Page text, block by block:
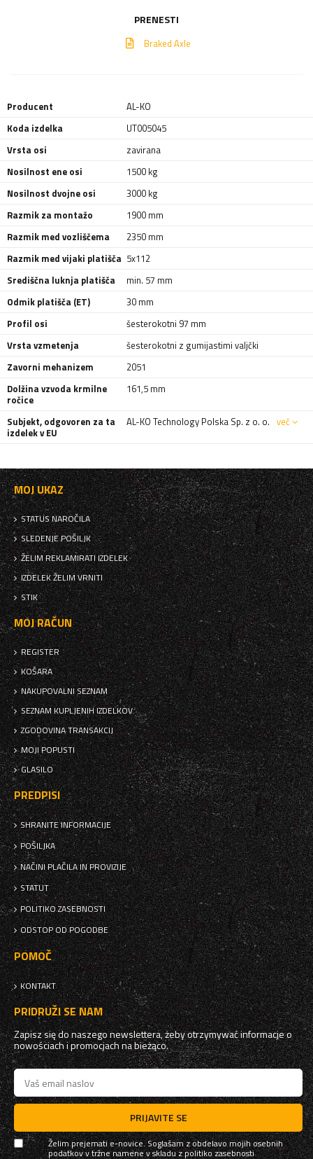
PRENESTI
Braked Axle
Producent
AL-KO
Koda izdelka
UT005045
Vrsta osi
zavirana
Nosilnost ene osi
1500 kg
Nosilnost dvojne osi
3000 kg
Razmik za montažo
1900 mm
Razmik med vozliščema
2350 mm
Razmik med vijaki platišča 5x112
Središčna luknja platišča
min. 57 mm
Odmik platišča (ET)
30 mm
Profil osi
šesterokotni 97 mm
Vrsta vzmetenja
šesterokotni z gumijastimi valjčki
Zavorni mehanizem
2051
Dolžina vzvoda krmilne
ročice
161,5 mm
Subjekt, odgovoren za ta
izdelek v EU
AL-KO Technology Polska Sp. z o. o. več
MOJ UKAZ
STATUS NAROČILA
SLEDENJE POŠILJK
ŽELIM REKLAMIRATI IZDELEK
IZDELEK ŽELIM VRNITI
STIK
MOJ RAČUN
REGISTER
KOŠARA
NAKUPOVALNI SEZNAM
SEZNAM KUPLJENIH IZDELKOV
ZGODOVINA TRANSAKCIJ
MOJI POPUSTI
GLASILO
PREDPISI
SHRANITE INFORMACIJE
POŠILJKA
NAČINI PLAČILA IN PROVIZIJE
STATUT
POLITIKO ZASEBNOSTI
ODSTOP OD POGODBE
POMOČ
KONTAKT
PRIDRUŽI SE NAM
Zapisz się do naszego newslettera, żeby otrzymywać informacje o
nowościach i promocjach na bieżąco.
PRIJAVITE SE
Želim prejemati e-novice. Soglašam z obdelavo mojih osebnih
podatkov v tržne namene v skladu zpolitiko zasebnosti